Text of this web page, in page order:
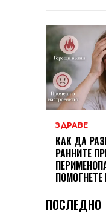
ЗДРАВЕ
КАК ДА
РАННИТЕ
ПОСЛЕДНО